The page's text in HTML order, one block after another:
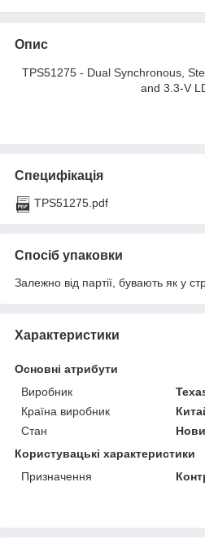
Опис
TPS51275 - Dual Synchronous,
and 3.3-V
Специфікація
TPS51275.pdf
Спосіб упаковки
Залежно від партії, бувають як у
Характеристики
Основні атрибути
Виробник
Країна виробник
Стан
Користувацькі характеристики
Призначення